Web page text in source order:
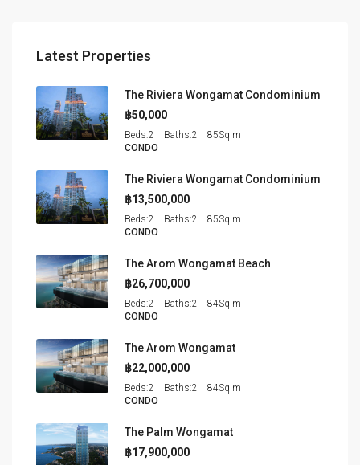
Latest Properties
The Riviera Wongamat Condominium
฿50,000
Beds:2 Baths:2 85Sq m
CONDO
The Riviera Wongamat Condominium
฿13,500,000
Beds:2 Baths:2 85Sq m
CONDO
The Arom Wongamat Beach
฿26,700,000
Beds:2 Baths:2 84Sq m
CONDO
The Arom Wongamat
฿22,000,000
Beds:2 Baths:2 84Sq m
CONDO
The Palm Wongamat
฿17,900,000